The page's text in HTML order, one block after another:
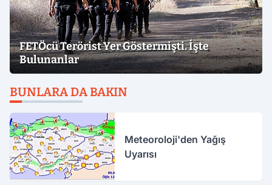
FETÖcü Terörist Yer Göstermişti. İşte
Bulunanlar
BUNLARA DA BAKIN
Meteoroloji'den Yağış
Uyarısı